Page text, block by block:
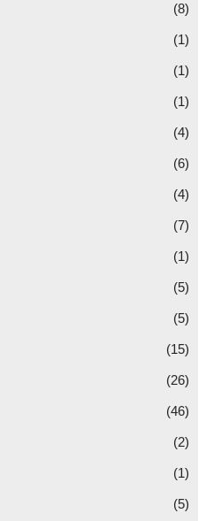
(8)
(1)
(1)
(1)
(4)
(6)
(4)
(7)
(1)
(5)
(5)
(15)
(26)
(46)
(2)
(1)
(5)